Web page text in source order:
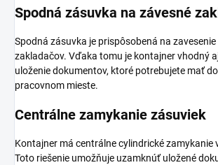
Spodná zásuvka na závesné
Spodná zásuvka je prispôsobená na
zakladačov. Vďaka tomu je kontajner vhodný
uloženie dokumentov, ktoré potrebujete mať
pracovnom mieste.
Centrálne zamykanie zásuviek
Kontajner má centrálne cylindrické zamykanie
Toto riešenie umožňuje uzamknúť uložené